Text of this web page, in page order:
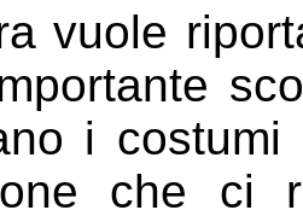
vuole
i
che ci